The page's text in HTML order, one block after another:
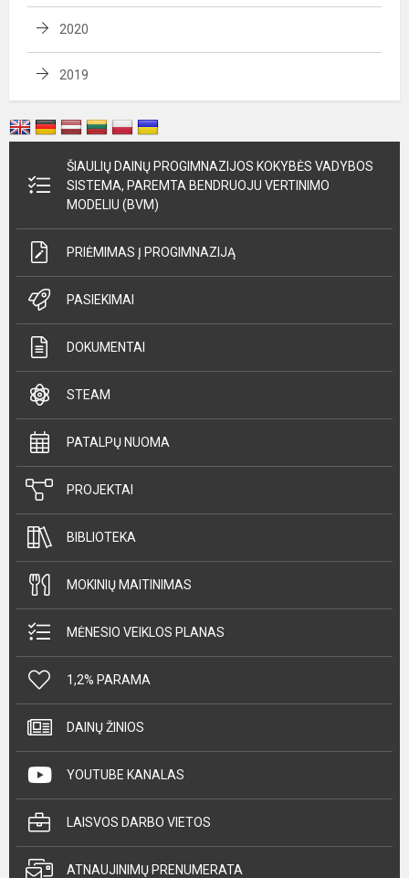
2020
2019
ŠIAULIŲ DAINŲ PROGIMNAZIJOS KOKYBĖS VADYBOS
SISTEMA, PAREMTA BENDRUOJU VERTINIMO
MODELIU (BVM)
PRIĖMIMAS Į PROGIMNAZIJĄ
PASIEKIMAI
DOKUMENTAI
STEAM
PATALPŲ NUOMA
PROJEKTAI
BIBLIOTEKA
MOKINIŲ MAITINIMAS
MĖNESIO VEIKLOS PLANAS
1,2% PARAMA
DAINŲ ŽINIOS
YOUTUBE KANALAS
LAISVOS DARBO VIETOS
ATNAUJINIMŲ PRENUMERATA